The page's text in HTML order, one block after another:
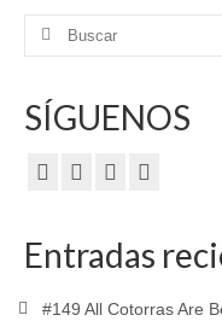
Buscar
SÍGUENOS
Entradas
#149 All Cotorras Are